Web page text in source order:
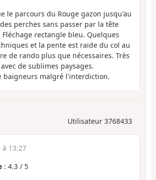
le parcours du Rouge gazon jusqu'au
perches sans passer par la tête
Fléchage rectangle bleu. Quelques
et la pente est raide du col au
de rando plus que nécessaires. Très
de sublimes paysages.
baigneurs malgré l'interdiction.
Utilisateur 3768433
à 13:27
: 4.3 / 5